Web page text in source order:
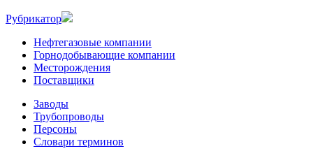
Рубрикатор
Нефтегазовые компании
Горнодобывающие компании
Месторождения
Поставщики
Заводы
Трубопроводы
Персоны
Словари терминов